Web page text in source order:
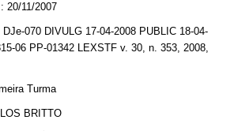
: 20/11/2007
DJe-070 DIVULG 17-04-2008 PUBLIC 18-04-
06 PP-01342 LEXSTF v. 30, n. 353, 2008,
Turma
BRITTO